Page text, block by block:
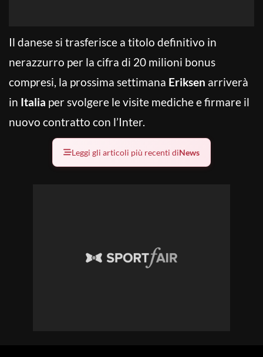
Il danese si trasferisce a titolo definitivo in
nerazzurro per la cifra di 20 milioni bonus
compresi, la prossima settimana Eriksen arriverà
in Italia per svolgere le visite mediche e firmare il
nuovo contratto con l’Inter.
Leggi gli articoli più recenti diNews